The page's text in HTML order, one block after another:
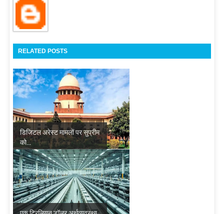
RELATED POSTS
डिजिटल अरेस्ट मामलों पर सुप्रीम
को...